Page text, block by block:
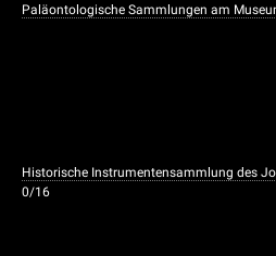
Paläontologische Sammlungen am
Historische Instrumentensammlung des
0/16